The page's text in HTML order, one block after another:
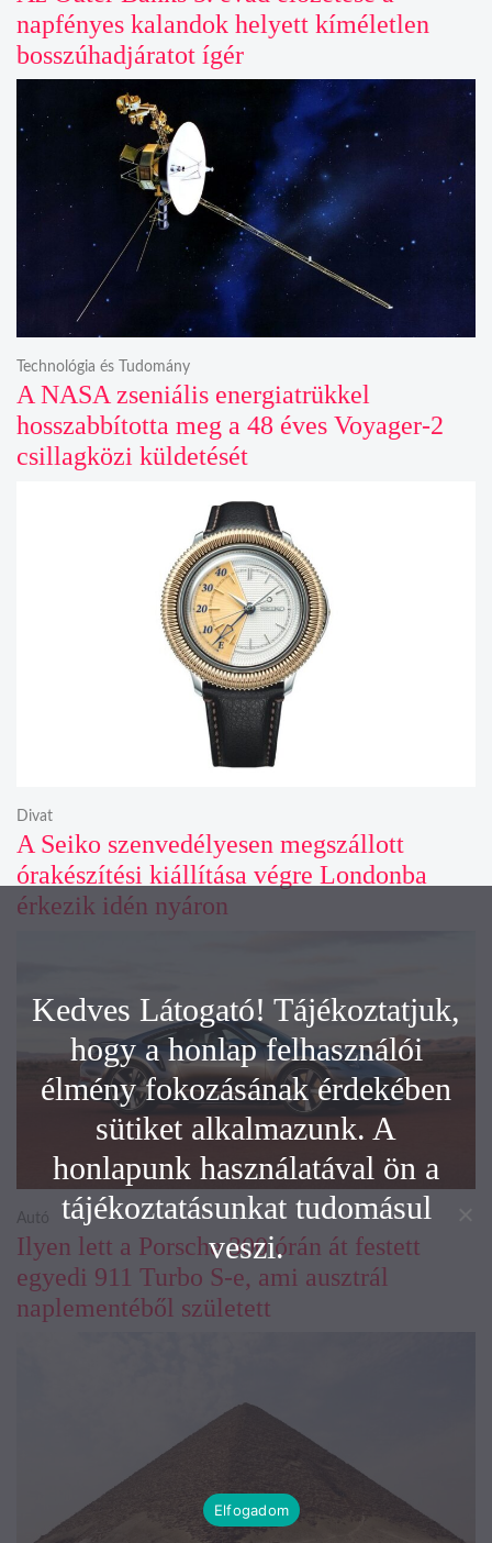
napfényes kalandok helyett kíméletlen
bosszúhadjáratot ígér
A NASA zseniális energiatrükkel
hosszabbította meg a 48 éves Voyager-2
csillagközi küldetését
Technológia és Tudomány
A Seiko szenvedélyesen megszállott
órakészítési kiállítása végre Londonba
érkezik idén nyáron
Divat
Ilyen lett a Porsche 300 órán át festett
egyedi 911 Turbo S-e, ami ausztrál
naplementéből született
Autó
Kedves Látogató! Tájékoztatjuk,
hogy a honlap felhasználói
élmény fokozásának érdekében
sütiket alkalmazunk. A
honlapunk használatával ön a
tájékoztatásunkat tudomásul
veszi.
Elfogadom